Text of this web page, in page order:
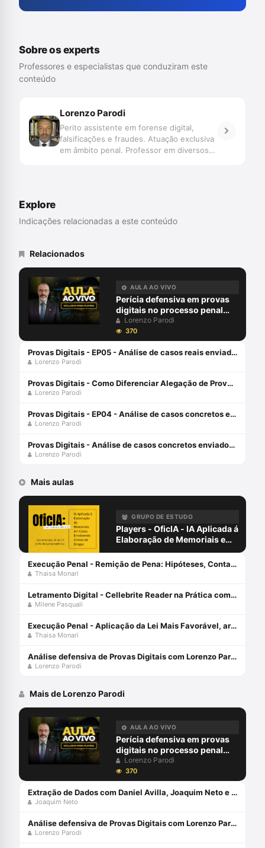
Sobre os experts
Professores e especialistas que conduziram este
conteúdo
Lorenzo Parodi
Perito assistente em forense digital,
falsificações e fraudes. Atuação exclusiva
em âmbito penal. Professor em diversos
processos de grande repercussão.
Explore
Indicações relacionadas a este conteúdo
Relacionados
AULA AO VIVO
Perícia defensiva em provas
digitais no processo penal
com Lorenzo Parodi
Lorenzo Parodi
370
Provas Digitais - EP05 - Análise de casos reais enviados pelos alunos com Lorenzo Parodi
Lorenzo Parodi
Provas Digitais - Como Diferenciar Alegação de Prova no Contexto dos Elementos Digitais com Lorenzo Parodi
Lorenzo Parodi
Provas Digitais - EP04 - Análise de casos concretos enviados pelos alunos com Lorenzo Parodi
Lorenzo Parodi
Provas Digitais - Análise de casos concretos enviados pelos players com Lorenzo Parodi
Lorenzo Parodi
Mais aulas
GRUPO DE ESTUDO
Players - OficIA - IA Aplicada á
Elaboração de Memoriais em
Casos Envolvendo Crimes de
Drogas com Gabriela
Menezes
Execução Penal - Remição de Pena: Hipóteses, Contagem e Remição Inviabilizada com Thaisa Monari
Thaisa Monari
Letramento Digital - Cellebrite Reader na Prática com Milene Pasquali
Milene Pasquali
Execução Penal - Aplicação da Lei Mais Favorável, art. 66,LEP, com Thaisa Monari
Thaisa Monari
Análise defensiva de Provas Digitais com Lorenzo Parodi
Lorenzo Parodi
Mais de Lorenzo Parodi
AULA AO VIVO
Perícia defensiva em provas
digitais no processo penal
com Lorenzo Parodi
Lorenzo Parodi
370
Extração de Dados com Daniel Avilla, Joaquim Neto e Lorenzo Parodi
Joaquim Neto
Análise defensiva de Provas Digitais com Lorenzo Parodi
Lorenzo Parodi